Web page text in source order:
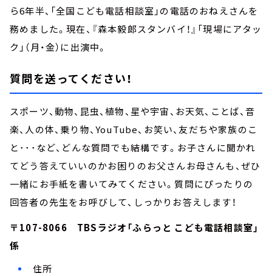
ら6年半、「全国こども電話相談室」の電話のおねえさんを
務めました。現在、『森本毅郎スタンバイ！』「現場にアタッ
ク」（月・金）に出演中。
質問を送ってください！
スポーツ、動物、昆虫、植物、星や宇宙、お天気、ことば、音
楽、人の体、乗り物、YouTube、お笑い、友だちや家族のこ
と･･･など、どんな質問でも結構です。お子さんに聞かれ
てどう答えていいのかお困りのお父さんお母さんも、ぜひ
一緒にお手紙を書いてみてください。質問にぴったりの
回答者の先生をお呼びして、しっかりお答えします！
〒107-8066 TBSラジオ「ふらっと こども電話相談室」
係
住所